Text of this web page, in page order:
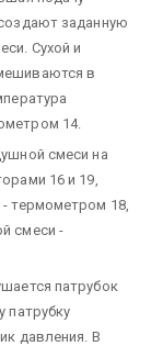
заданную
Сухой и
в
14.
смеси на
16 и 19,
термометром 18,
смеси -
патрубок
патрубку
давления. В